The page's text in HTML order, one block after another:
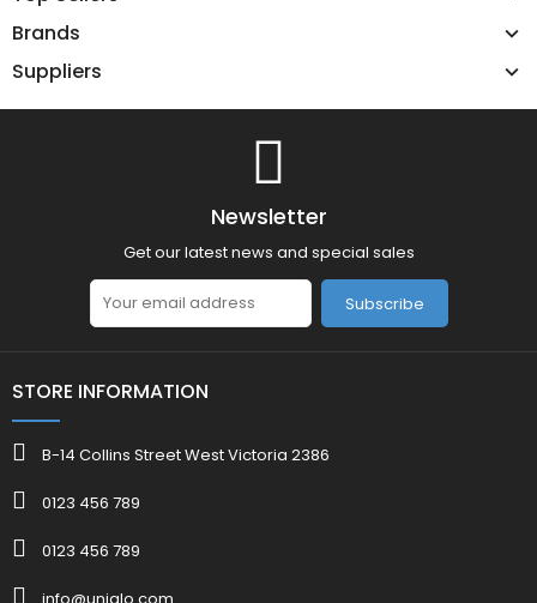
Brands
Suppliers
Newsletter
Get our latest news and special sales
Subscribe
STORE INFORMATION
B-14 Collins Street West Victoria 2386
0123 456 789
0123 456 789
info@uniqlo.com